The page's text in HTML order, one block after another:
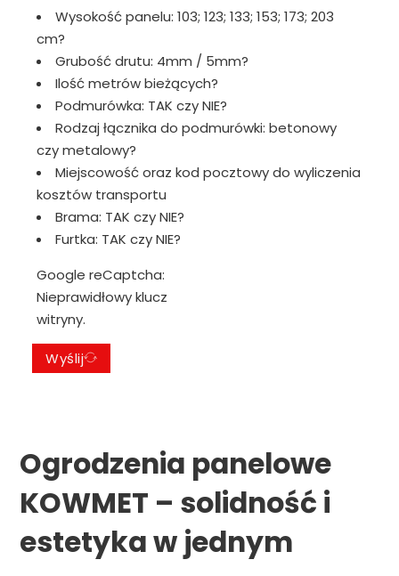
Wysokość panelu: 103; 123; 133; 153; 173; 203
cm?
Grubość drutu: 4mm / 5mm?
Ilość metrów bieżących?
Podmurówka: TAK czy NIE?
Rodzaj łącznika do podmurówki: betonowy
czy metalowy?
Miejscowość oraz kod pocztowy do wyliczenia
kosztów transportu
Brama: TAK czy NIE?
Furtka: TAK czy NIE?
Google reCaptcha:
Nieprawidłowy klucz
witryny.
Wyślij
Ogrodzenia panelowe
KOWMET – solidność i
estetyka w jednym